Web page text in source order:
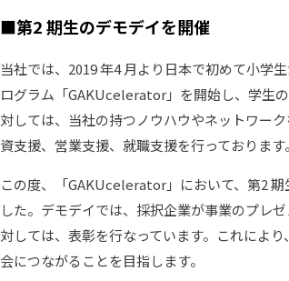
■第2 期生のデモデイを開催
当社では、2019 年4 月より日本で初めて小学
ログラム「GAKUcelerator」を開始し、学生
対しては、当社の持つノウハウやネットワー
資支援、営業支援、就職支援を行っております。
この度、「GAKUcelerator」において、第2
した。デモデイでは、採択企業が事業のプレ
対しては、表彰を行なっています。これによ
会につながることを目指します。